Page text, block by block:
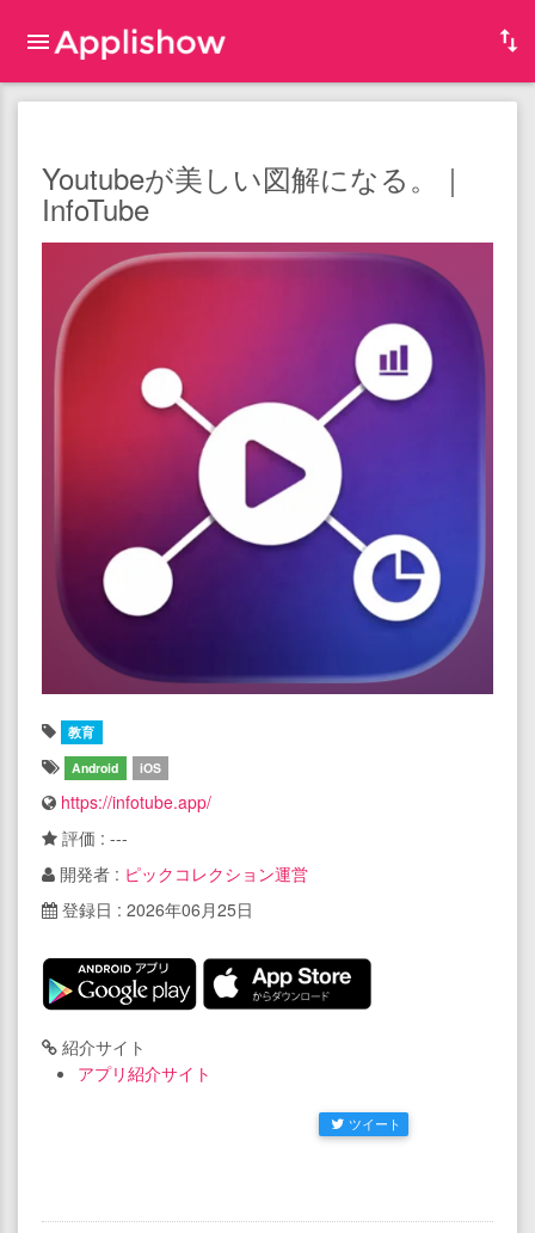
Youtubeが美しい図解になる。｜
InfoTube
教育
Android
iOS
https://infotube.app/
評価 : ---
開発者 : ピックコレクション運営
登録日 : 2026年06月25日
紹介サイト
アプリ紹介サイト
ツイート